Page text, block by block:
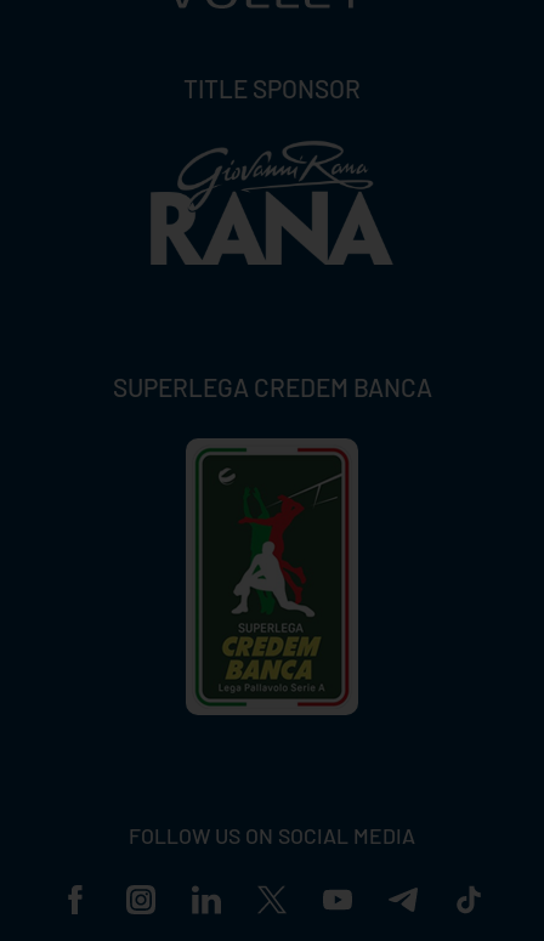
TITLE SPONSOR
SUPERLEGA CREDEM BANCA
FOLLOW US ON SOCIAL MEDIA